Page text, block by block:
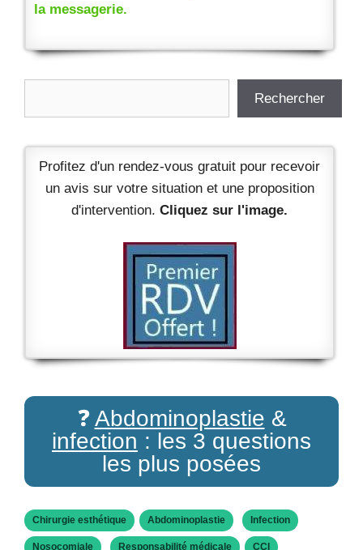
la messagerie.
Rechercher
Profitez d'un rendez-vous gratuit pour recevoir
un avis sur votre situation et une proposition
d'intervention. Cliquez sur l'image.
❓Abdominoplastie &
infection : les 3 questions
les plus posées
Chirurgie esthétique Abdominoplastie Infection
Nosocomiale Responsabilité médicale CCI